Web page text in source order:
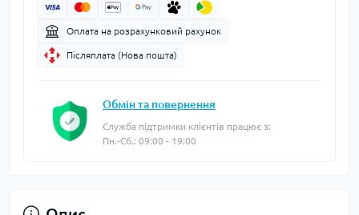
Оплата на розрахунковий рахунок
Післяплата (Нова пошта)
Обмін та повернення
Служба підтримки клієнтів працює з:
Пн.-Сб.: 09:00 - 19:00